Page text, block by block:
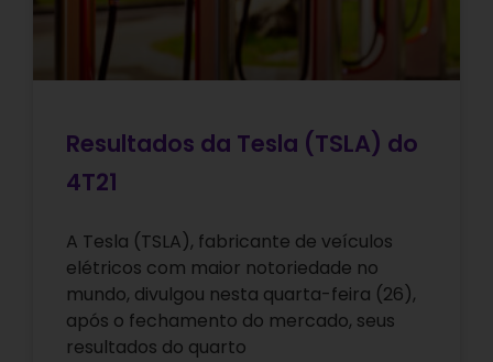
Resultados da Tesla (TSLA) do
4T21
A Tesla (TSLA), fabricante de veículos
elétricos com maior notoriedade no
mundo, divulgou nesta quarta-feira (26),
após o fechamento do mercado, seus
resultados do quarto